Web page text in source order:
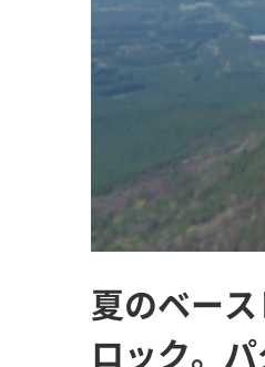
夏のベー
ロック。